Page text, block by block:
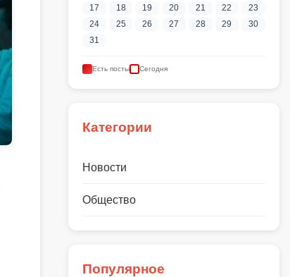
17
18 19 20 21 22
23
24
25 26 27 28 29
30
31
Есть посты Сегодня
Категории
Новости
Общество
Популярное